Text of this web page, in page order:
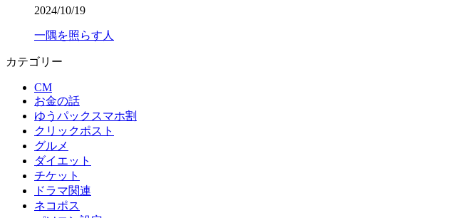
2024/10/19
一隅を照らす人
カテゴリー
CM
お金の話
ゆうパックスマホ割
クリックポスト
グルメ
ダイエット
チケット
ドラマ関連
ネコポス